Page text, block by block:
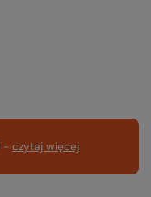
- czytaj więcej